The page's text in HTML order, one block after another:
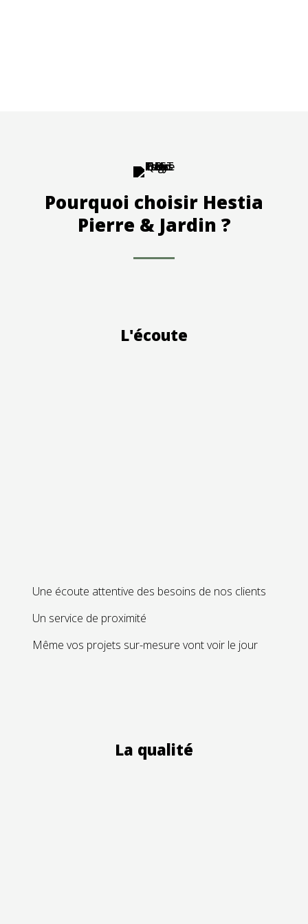
Pourquoi choisir Hestia
Pierre & Jardin ?
L'écoute
Une écoute attentive des besoins de nos clients
Un service de proximité
Même vos projets sur-mesure vont voir le jour
La qualité